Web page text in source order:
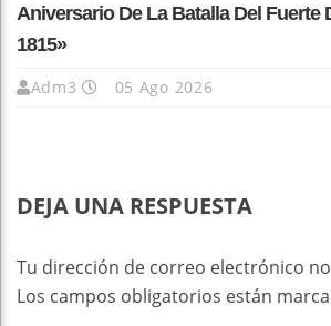
Aniversario De La Batalla Del Fuerte
1815»
Adm3 05 Ago 2026
DEJA UNA RESPUESTA
Tu dirección de correo electrónico
Los campos obligatorios están